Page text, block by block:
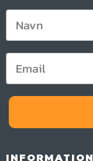
INFORMATION